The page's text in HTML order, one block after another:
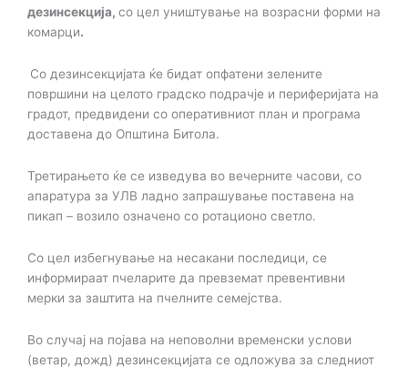
дезинсекција, со цел уништување на возрасни форми на
комарци.
Со дезинсекцијата ќе бидат опфатени зелените
површини на целото градско подрачје и периферијата на
градот, предвидени со оперативниот план и програма
доставена до Општина Битола.
Третирањето ќе се изведува во вечерните часови, со
апаратура за УЛВ ладно запрашување поставена на
пикап – возило означено со ротационо светло.
Со цел избегнување на несакани последици, се
информираат пчеларите да превземат превентивни
мерки за заштита на пчелните семејства.
Во случај на појава на неповолни временски услови
(ветар, дожд) дезинсекцијата се одложува за следниот